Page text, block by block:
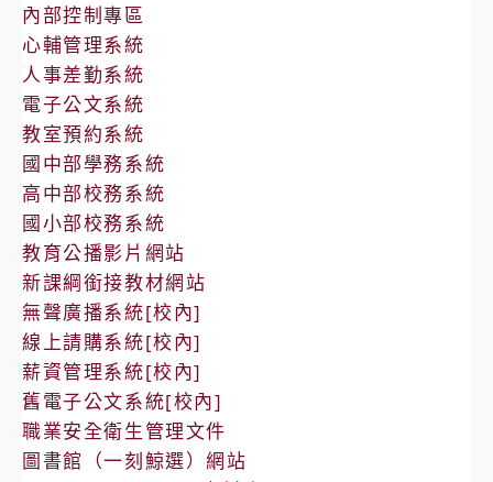
內部控制專區
心輔管理系統
人事差勤系統
電子公文系統
教室預約系統
國中部學務系統
高中部校務系統
國小部校務系統
教育公播影片網站
新課綱銜接教材網站
無聲廣播系統[校內]
線上請購系統[校內]
薪資管理系統[校內]
舊電子公文系統[校內]
職業安全衛生管理文件
圖書館（一刻鯨選）網站